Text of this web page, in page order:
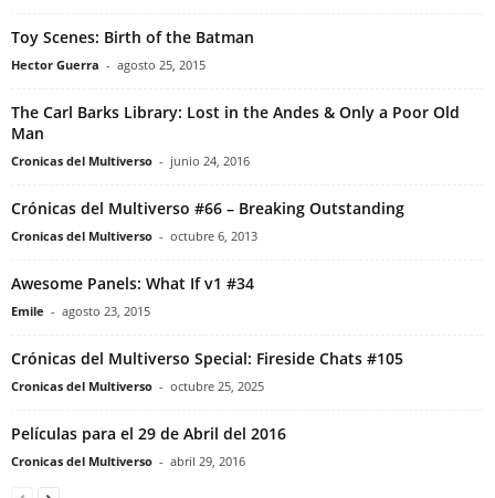
Toy Scenes: Birth of the Batman
Hector Guerra - agosto 25, 2015
The Carl Barks Library: Lost in the Andes & Only a Poor Old
Man
Cronicas del Multiverso - junio 24, 2016
Crónicas del Multiverso #66 – Breaking Outstanding
Cronicas del Multiverso - octubre 6, 2013
Awesome Panels: What If v1 #34
Emile - agosto 23, 2015
Crónicas del Multiverso Special: Fireside Chats #105
Cronicas del Multiverso - octubre 25, 2025
Películas para el 29 de Abril del 2016
Cronicas del Multiverso - abril 29, 2016